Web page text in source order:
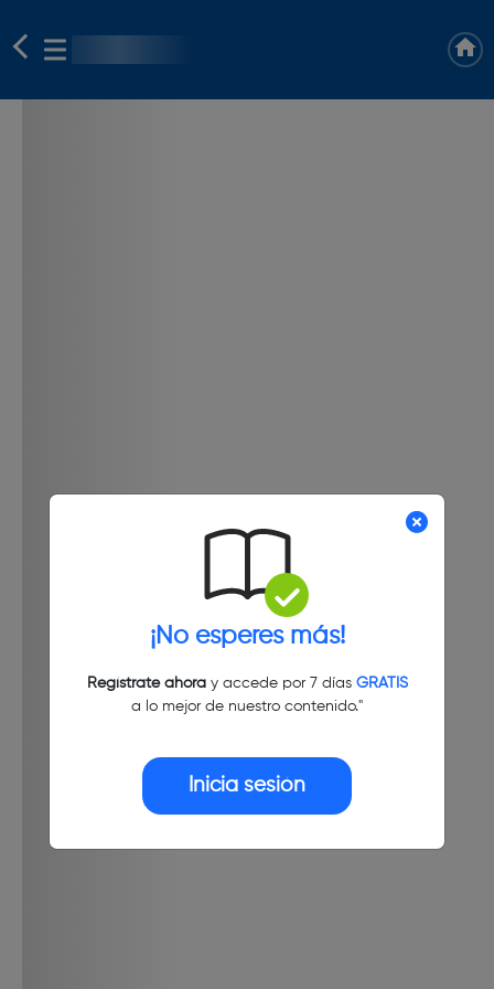
¡No esperes más!
Regístrate ahoray accede por 7 días GRATIS
a lo mejor de nuestro contenido."
Inicia sesión